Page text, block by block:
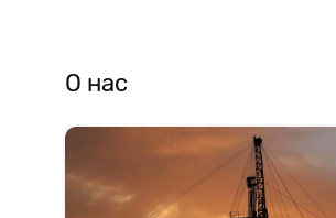
О нас